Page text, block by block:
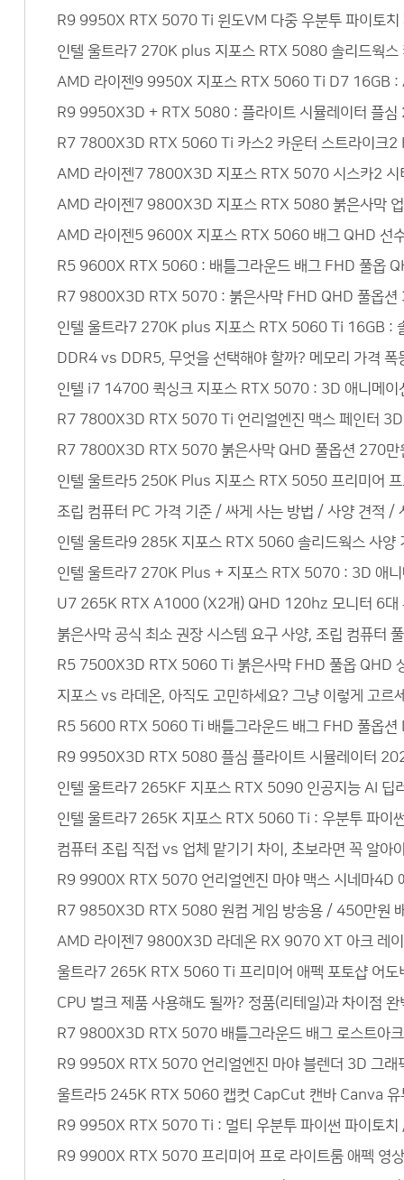
R9 9950X RTX 5070 Ti 윈도VM 다중 우분투 파이토치
인텔 울트라7 270K plus 지포스 RTX 5080 솔리드웍스
AMD 라이젠9 9950X 지포스 RTX 5060 Ti D7 16GB :
R9 9950X3D + RTX 5080 : 플라이트 시뮬레이터 플
R7 7800X3D RTX 5060 Ti 카스2 카운터 스트라이크2
AMD 라이젠7 7800X3D 지포스 RTX 5070 시스카2 시
AMD 라이젠7 9800X3D 지포스 RTX 5080 붉은사막
AMD 라이젠5 9600X 지포스 RTX 5060 배그 QHD 선
R5 9600X RTX 5060 : 배틀그라운드 배그 FHD 풀옵
R7 9800X3D RTX 5070 : 붉은사막 FHD QHD 풀옵션
인텔 울트라7 270K plus 지포스 RTX 5060 Ti 16GB :
DDR4 vs DDR5, 무엇을 선택해야 할까? 메모리 가격
인텔 i7 14700 퀵싱크 지포스 RTX 5070 : 3D 애니메이
R7 7800X3D RTX 5070 Ti 언리얼엔진 맥스 페인터 3D
R7 7800X3D RTX 5070 붉은사막 QHD 풀옵션 270만
인텔 울트라5 250K Plus 지포스 RTX 5050 프리미어
조립 컴퓨터 PC 가격 기준 / 싸게 사는 방법 / 사양 견적 /
인텔 울트라9 285K 지포스 RTX 5060 솔리드웍스 사양
인텔 울트라7 270K Plus + 지포스 RTX 5070 : 3D 애니
U7 265K RTX A1000 (X2개) QHD 120hz 모니터 6대
붉은사막 공식 최소 권장 시스템 요구 사양, 조립 컴퓨터
R5 7500X3D RTX 5060 Ti 붉은사막 FHD 풀옵 QHD
지포스 vs 라데온, 아직도 고민하세요? 그냥 이렇게 고
R5 5600 RTX 5060 Ti 배틀그라운드 배그 FHD 풀옵션
R9 9950X3D RTX 5080 플심 플라이트 시뮬레이터
인텔 울트라7 265KF 지포스 RTX 5090 인공지능 AI 딥
인텔 울트라7 265K 지포스 RTX 5060 Ti : 우분투 파이
컴퓨터 조립 직접 vs 업체 맡기기 차이, 초보라면 꼭 알아
R9 9900X RTX 5070 언리얼엔진 마야 맥스 시네마4D
R7 9850X3D RTX 5080 원컴 게임 방송용 / 450만원
AMD 라이젠7 9800X3D 라데온 RX 9070 XT 아크 레
울트라7 265K RTX 5060 Ti 프리미어 애펙 포토샵 어도
CPU 벌크 제품 사용해도 될까? 정품(리테일)과 차이점
R7 9800X3D RTX 5070 배틀그라운드 배그 로스트아
R9 9950X RTX 5070 언리얼엔진 마야 블렌더 3D 그래
울트라5 245K RTX 5060 캡컷 CapCut 캔바 Canva 유
R9 9950X RTX 5070 Ti : 멀티 우분투 파이썬 파이토치
R9 9900X RTX 5070 프리미어 프로 라이트룸 애펙 영